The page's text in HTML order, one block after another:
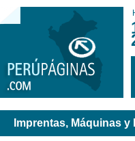
Imprentas, Máquinas